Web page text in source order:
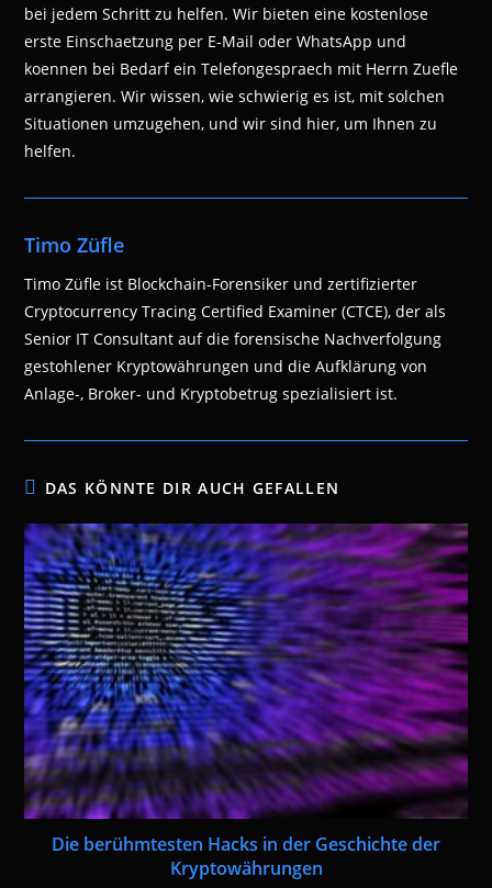
bei jedem Schritt zu helfen. Wir bieten eine kostenlose
erste Einschaetzung per E-Mail oder WhatsApp und
koennen bei Bedarf ein Telefongespraech mit Herrn Zuefle
arrangieren. Wir wissen, wie schwierig es ist, mit solchen
Situationen umzugehen, und wir sind hier, um Ihnen zu
helfen.
Timo Züfle
Timo Züfle ist Blockchain-Forensiker und zertifizierter
Cryptocurrency Tracing Certified Examiner (CTCE), der als
Senior IT Consultant auf die forensische Nachverfolgung
gestohlener Kryptowährungen und die Aufklärung von
Anlage-, Broker- und Kryptobetrug spezialisiert ist.
DAS KÖNNTE DIR AUCH GEFALLEN
Die berühmtesten Hacks in der Geschichte der
Kryptowährungen